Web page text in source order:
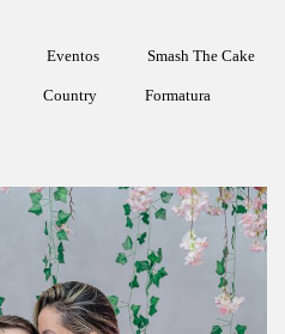
Eventos Smash The Cake
Country Formatura